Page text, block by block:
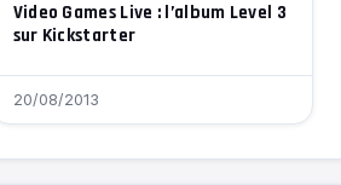
Video Games Live : l’album Level 3
sur Kickstarter
20/08/2013